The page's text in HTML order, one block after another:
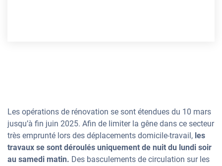
Les opérations de rénovation se sont étendues du 10 mars
jusqu’à fin juin 2025. Afin de limiter la gêne dans ce secteur
très emprunté lors des déplacements domicile-travail, les
travaux se sont déroulés uniquement de nuit du lundi soir
au samedi matin. Des basculements de circulation sur les